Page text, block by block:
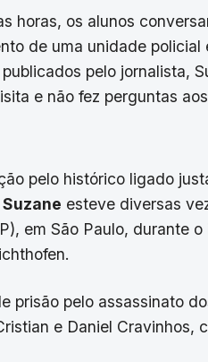
horas, os alunos
de uma unidade
pelo jornalista,
e não fez perguntas
pelo histórico ligado
Suzane esteve diversas
em São Paulo, durante
prisão pelo assassinato
e Daniel Cravinhos,